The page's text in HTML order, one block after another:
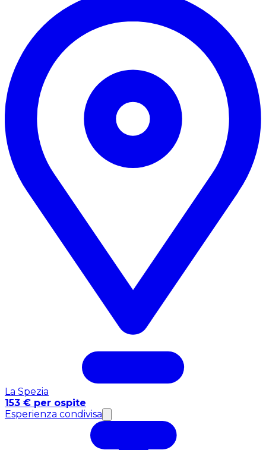
La Spezia
153 € per ospite
Esperienza condivisa